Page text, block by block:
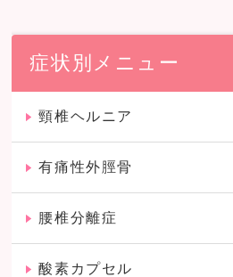
症状別メニュー
頸椎ヘルニア
有痛性外脛骨
腰椎分離症
酸素カプセル